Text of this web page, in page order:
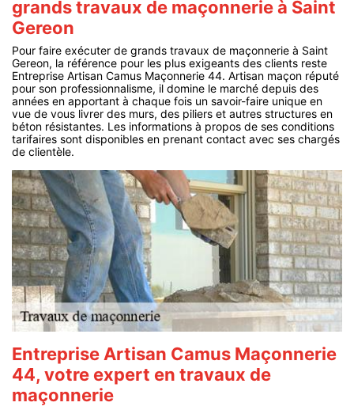
grands travaux de maçonnerie à Saint
Gereon
Pour faire exécuter de grands travaux de maçonnerie à Saint
Gereon, la référence pour les plus exigeants des clients reste
Entreprise Artisan Camus Maçonnerie 44. Artisan maçon réputé
pour son professionnalisme, il domine le marché depuis des
années en apportant à chaque fois un savoir-faire unique en
vue de vous livrer des murs, des piliers et autres structures en
béton résistantes. Les informations à propos de ses conditions
tarifaires sont disponibles en prenant contact avec ses chargés
de clientèle.
Entreprise Artisan Camus Maçonnerie
44, votre expert en travaux de
maçonnerie